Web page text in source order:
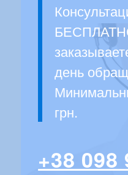
день
грн.
+38 098